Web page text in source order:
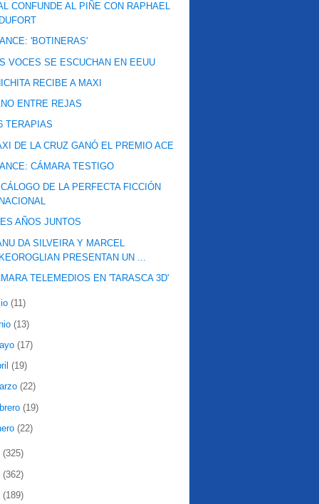
CONFUNDE AL PIÑE CON RAPHAEL
'BOTINERAS'
VOCES SE ESCUCHAN EN EEUU
RECIBE A MAXI
ENTRE REJAS
TERAPIAS
DE LA CRUZ GANÓ EL PREMIO ACE
CÁMARA TESTIGO
DE LA PERFECTA FICCIÓN
AÑOS JUNTOS
DA SILVEIRA Y MARCEL
PRESENTAN UN ...
TELEMEDIOS EN 'TARASCA 3D'
(11)
(13)
(17)
(19)
(22)
(19)
(22)
(325)
(362)
(189)